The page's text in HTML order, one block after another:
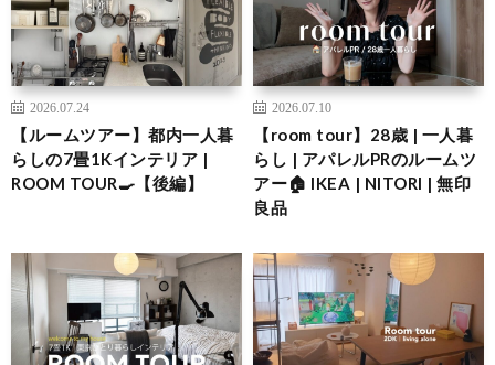
2026.07.24
【ルームツアー】都内一人暮
らしの7畳1Kインテリア |
ROOM TOUR🍳【後編】
2026.07.10
【room tour】28歳 | 一人暮
らし | アパレルPRのルームツ
アー🏠 IKEA | NITORI | 無印
良品